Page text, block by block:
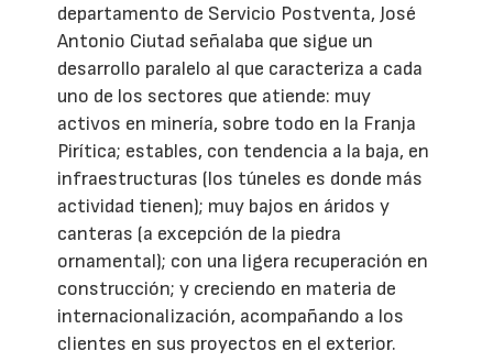
departamento de Servicio Postventa, José
Antonio Ciutad señalaba que sigue un
desarrollo paralelo al que caracteriza a cada
uno de los sectores que atiende: muy
activos en minería, sobre todo en la Franja
Pirítica; estables, con tendencia a la baja, en
infraestructuras (los túneles es donde más
actividad tienen); muy bajos en áridos y
canteras (a excepción de la piedra
ornamental); con una ligera recuperación en
construcción; y creciendo en materia de
internacionalización, acompañando a los
clientes en sus proyectos en el exterior.